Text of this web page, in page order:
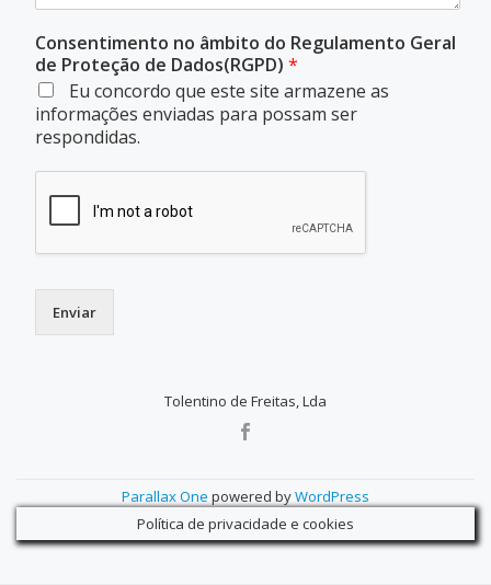
Consentimento no âmbito do Regulamento Geral
de Proteção de Dados(RGPD) *
Eu concordo que este site armazene as
informações enviadas para possam ser
respondidas.
Enviar
Tolentino de Freitas, Lda
Parallax One powered byWordPress
Política de privacidade e cookies